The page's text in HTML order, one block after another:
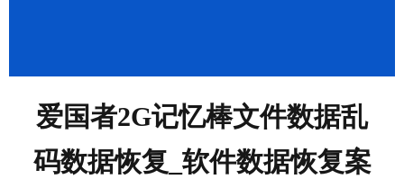
爱国者2G记忆棒文件数据乱
码数据恢复_软件数据恢复案